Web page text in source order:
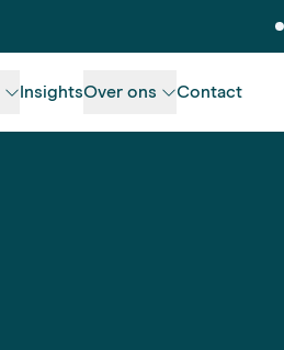
InsightsOver ons Contact